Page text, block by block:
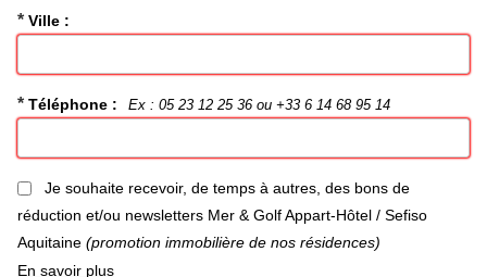
* Ville :
* Téléphone : Ex : 05 23 12 25 36 ou +33 6 14 68 95 14
Je souhaite recevoir, de temps à autres, des bons de
réduction et/ou newsletters Mer & Golf Appart-Hôtel / Sefiso
Aquitaine (promotion immobilière de nos résidences)
En savoir plus